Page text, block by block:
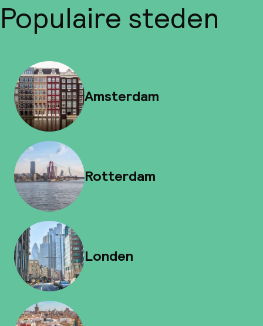
Populaire steden
Amsterdam
Rotterdam
Londen